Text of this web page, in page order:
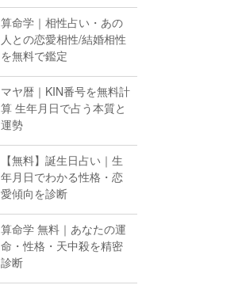
算命学｜相性占い・あの
人との恋愛相性/結婚相性
を無料で鑑定
マヤ暦｜KIN番号を無料計
算 生年月日で占う本質と
運勢
【無料】誕生日占い｜生
年月日でわかる性格・恋
愛傾向を診断
算命学 無料｜あなたの運
命・性格・天中殺を精密
診断